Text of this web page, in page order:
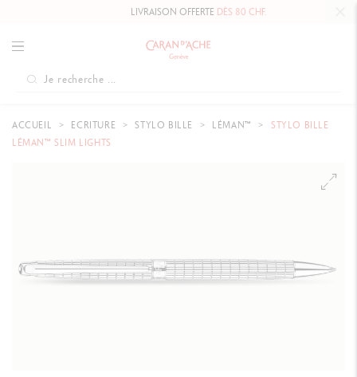
LIVRAISON OFFERTEDÈS 80 CHF.
ACCUEIL ECRITURE STYLO BILLE LÉMAN™
STYLO BILLE
LÉMAN™ SLIM LIGHTS